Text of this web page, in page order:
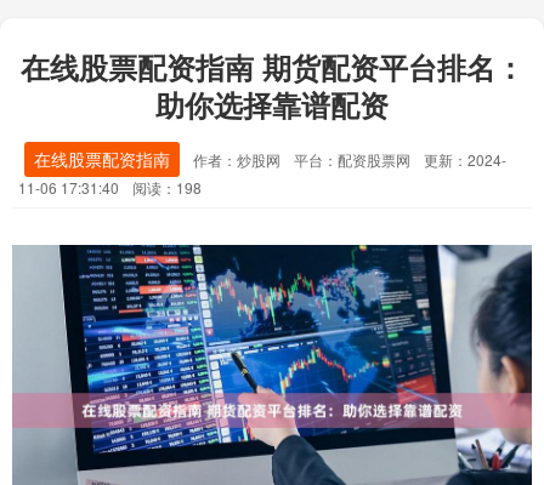
在线股票配资指南 期货配资平台排名：
助你选择靠谱配资
在线股票配资指南 作者：炒股网 平台：配资股票网
更新：2024-
11-06 17:31:40
阅读：198